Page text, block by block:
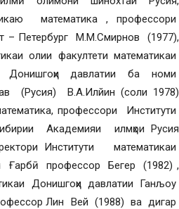
математика , профессори
– Петербург М.М.Смирнов (1977),
олии факултети математикаи
Донишгоҳи давлатии ба номи
(Русия) В.А.Илйин (соли 1978)
профессори Институти
Академияи илмҳои Русия
Институти математикаи
Ғарбӣ профессор Бегер (1982) ,
Донишгоҳи давлатии Ганљоу
Лин Вей (1988) ва дигар